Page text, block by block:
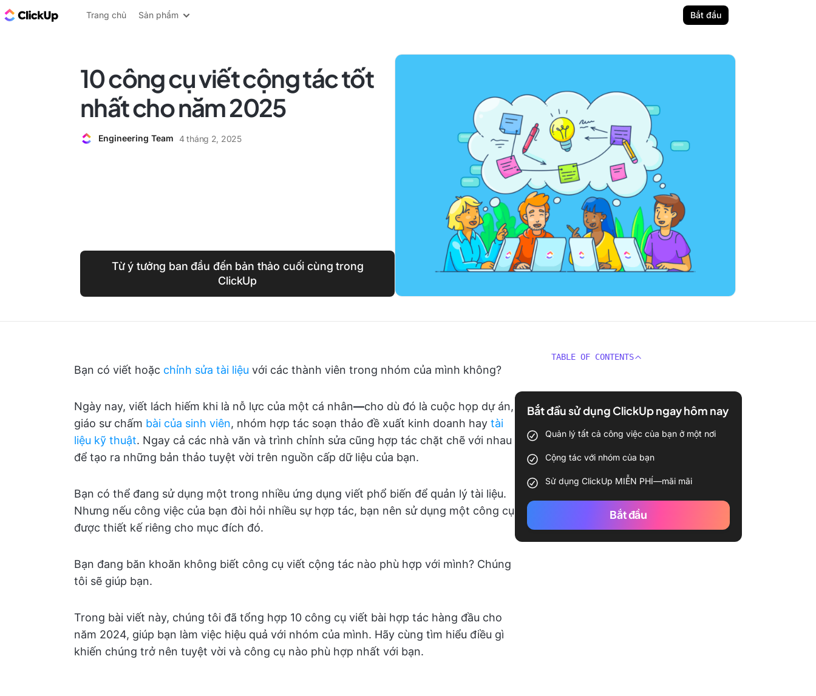
ClickUp Blog
Trang chủ Sản phẩm Bắt đầu
10 công cụ viết cộng tác tốt
nhất cho năm 2025
Engineering Team 4 tháng 2, 2025
Từ ý tưởng ban đầu đến bản thảo cuối cùng trong
ClickUp
Bạn có viết hoặc chỉnh sửa tài liệu với các thành viên trong nhóm của mình không?
Ngày nay, viết lách hiếm khi là nỗ lực của một cá nhân—cho dù đó là cuộc họp dự án,
giáo sư chấm bài của sinh viên, nhóm hợp tác soạn thảo đề xuất kinh doanh hay tài
liệu kỹ thuật. Ngay cả các nhà văn và trình chỉnh sửa cũng hợp tác chặt chẽ với nhau
để tạo ra những bản thảo tuyệt vời trên nguồn cấp dữ liệu của bạn.
Bạn có thể đang sử dụng một trong nhiều ứng dụng viết phổ biến để quản lý tài liệu.
Nhưng nếu công việc của bạn đòi hỏi nhiều sự hợp tác, bạn nên sử dụng một công cụ
được thiết kế riêng cho mục đích đó.
Bạn đang băn khoăn không biết công cụ viết cộng tác nào phù hợp với mình? Chúng
tôi sẽ giúp bạn.
Trong bài viết này, chúng tôi đã tổng hợp 10 công cụ viết bài hợp tác hàng đầu cho
năm 2024, giúp bạn làm việc hiệu quả với nhóm của mình. Hãy cùng tìm hiểu điều gì
khiến chúng trở nên tuyệt vời và công cụ nào phù hợp nhất với bạn.
TABLE OF CONTENTS
Bắt đầu sử dụng ClickUp ngay hôm nay
Quản lý tất cả công việc của bạn ở một nơi
Cộng tác với nhóm của bạn
Sử dụng ClickUp MIỄN PHÍ—mãi mãi
Bắt đầu